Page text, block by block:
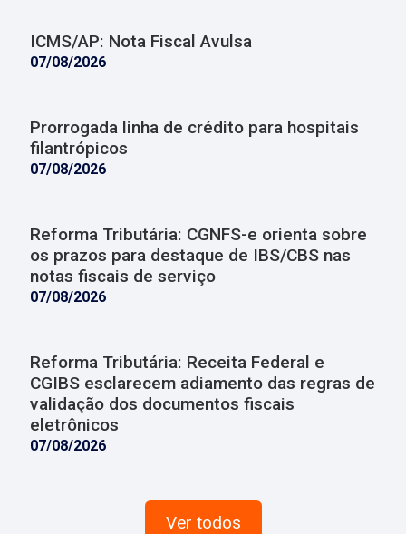
ICMS/AP: Nota Fiscal Avulsa
07/08/2026
Prorrogada linha de crédito para hospitais
filantrópicos
07/08/2026
Reforma Tributária: CGNFS-e orienta sobre
os prazos para destaque de IBS/CBS nas
notas fiscais de serviço
07/08/2026
Reforma Tributária: Receita Federal e
CGIBS esclarecem adiamento das regras de
validação dos documentos fiscais
eletrônicos
07/08/2026
Ver todos